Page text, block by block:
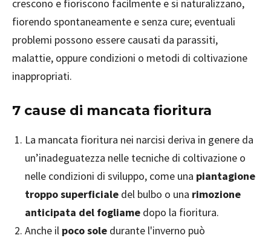
crescono e fioriscono facilmente e si naturalizzano,
fiorendo spontaneamente e senza cure; eventuali
problemi possono essere causati da parassiti,
malattie, oppure condizioni o metodi di coltivazione
inappropriati.
7 cause di mancata fioritura
La mancata fioritura nei narcisi deriva in genere da
un’inadeguatezza nelle tecniche di coltivazione o
nelle condizioni di sviluppo, come una piantagione
troppo superficiale del bulbo o una rimozione
anticipata del fogliame dopo la fioritura.
Anche il poco sole durante l'inverno può